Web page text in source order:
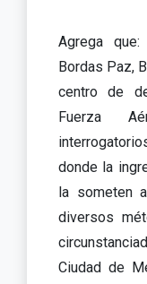
Agrega
Bordas Paz,
centro de
Fuerza
donde la
la someten
diversos
Ciudad de